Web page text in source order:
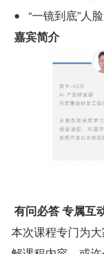
“一镜到底”人
嘉宾简介
有问必答 专属互
本次课程专门为